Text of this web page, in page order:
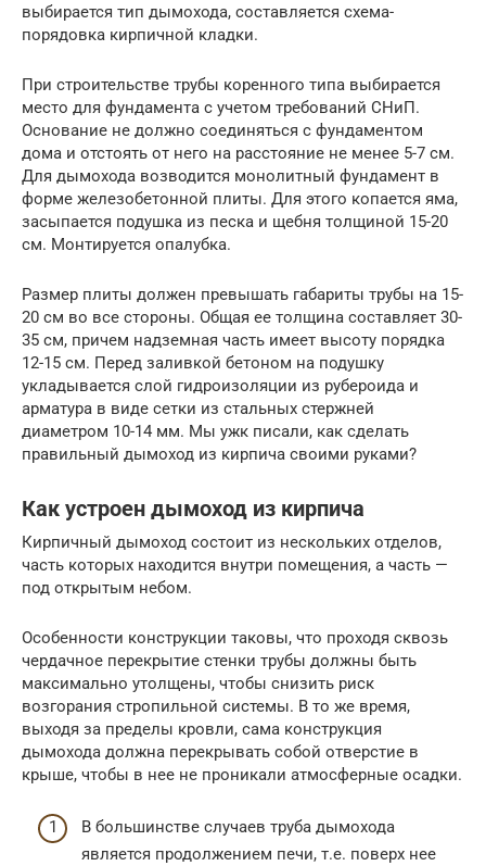
выбирается тип дымохода, составляется схема-
порядовка кирпичной кладки.
При строительстве трубы коренного типа выбирается
место для фундамента с учетом требований СНиП.
Основание не должно соединяться с фундаментом
дома и отстоять от него на расстояние не менее 5-7 см.
Для дымохода возводится монолитный фундамент в
форме железобетонной плиты. Для этого копается яма,
засыпается подушка из песка и щебня толщиной 15-20
см. Монтируется опалубка.
Размер плиты должен превышать габариты трубы на 15-
20 см во все стороны. Общая ее толщина составляет 30-
35 см, причем надземная часть имеет высоту порядка
12-15 см. Перед заливкой бетоном на подушку
укладывается слой гидроизоляции из рубероида и
арматура в виде сетки из стальных стержней
диаметром 10-14 мм. Мы ужк писали, как сделать
правильный дымоход из кирпича своими руками?
Как устроен дымоход из кирпича
Кирпичный дымоход состоит из нескольких отделов,
часть которых находится внутри помещения, а часть —
под открытым небом.
Особенности конструкции таковы, что проходя сквозь
чердачное перекрытие стенки трубы должны быть
максимально утолщены, чтобы снизить риск
возгорания стропильной системы. В то же время,
выходя за пределы кровли, сама конструкция
дымохода должна перекрывать собой отверстие в
крыше, чтобы в нее не проникали атмосферные осадки.
В большинстве случаев труба дымохода
является продолжением печи, т.е. поверх нее